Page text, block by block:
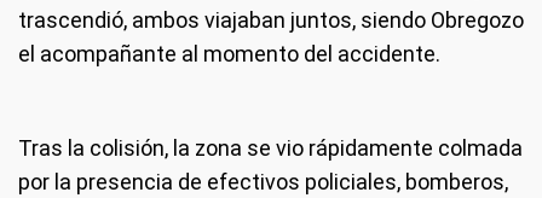
trascendió, ambos viajaban juntos, siendo Obregozo
el acompañante al momento del accidente.
Tras la colisión, la zona se vio rápidamente colmada
por la presencia de efectivos policiales, bomberos,